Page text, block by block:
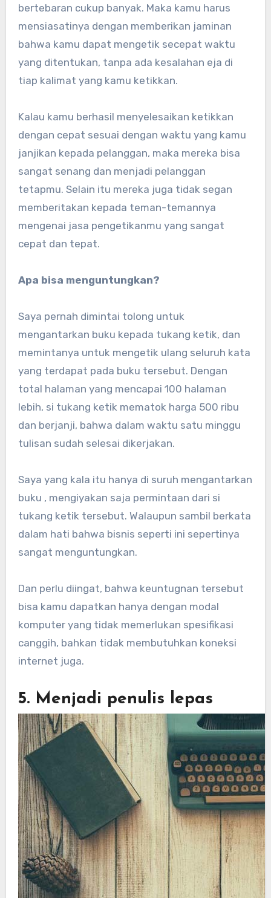
bertebaran cukup banyak. Maka kamu harus
mensiasatinya dengan memberikan jaminan
bahwa kamu dapat mengetik secepat waktu
yang ditentukan, tanpa ada kesalahan eja di
tiap kalimat yang kamu ketikkan.
Kalau kamu berhasil menyelesaikan ketikkan
dengan cepat sesuai dengan waktu yang kamu
janjikan kepada pelanggan, maka mereka bisa
sangat senang dan menjadi pelanggan
tetapmu. Selain itu mereka juga tidak segan
memberitakan kepada teman-temannya
mengenai jasa pengetikanmu yang sangat
cepat dan tepat.
Apa bisa menguntungkan?
Saya pernah dimintai tolong untuk
mengantarkan buku kepada tukang ketik, dan
memintanya untuk mengetik ulang seluruh kata
yang terdapat pada buku tersebut. Dengan
total halaman yang mencapai 100 halaman
lebih, si tukang ketik mematok harga 500 ribu
dan berjanji, bahwa dalam waktu satu minggu
tulisan sudah selesai dikerjakan.
Saya yang kala itu hanya di suruh mengantarkan
buku , mengiyakan saja permintaan dari si
tukang ketik tersebut. Walaupun sambil berkata
dalam hati bahwa bisnis seperti ini sepertinya
sangat menguntungkan.
Dan perlu diingat, bahwa keuntugnan tersebut
bisa kamu dapatkan hanya dengan modal
komputer yang tidak memerlukan spesifikasi
canggih, bahkan tidak membutuhkan koneksi
internet juga.
5. Menjadi penulis lepas